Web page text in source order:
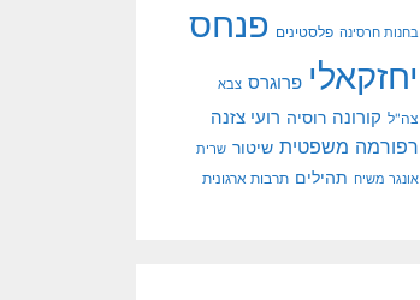
בחנות חרסינה פלסטינים פנחס
יחזקאלי פרוגרס צבא
צה"ל קורונה רוסיה רועי צזנה
רפורמה משפטית שיטור שרית
אונגר משיח תהילים תרבות ארגונית